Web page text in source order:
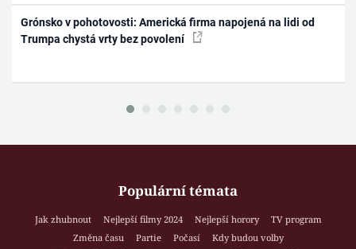
Grónsko v pohotovosti: Americká firma napojená na lidi od
Trumpa chystá vrty bez povolení
Populární témata
Jak zhubnout Nejlepší filmy 2024 Nejlepší horory
TV program
Změna času
Partie Počasí
Kdy budou volby